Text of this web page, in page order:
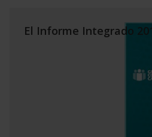
El Informe Integrado